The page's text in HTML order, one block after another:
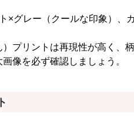
×グレー（クールな印象）、
プリントは再現性が高く、
像を必ず確認しましょう。